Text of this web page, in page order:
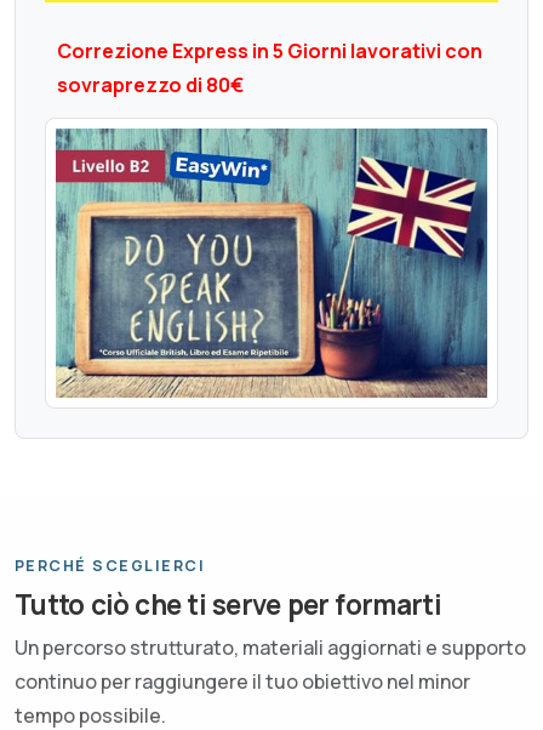
Correzione Express in 5 Giorni lavorativi con
sovraprezzo di 80€
PERCHÉ SCEGLIERCI
Tutto ciò che ti serve per formarti
Un percorso strutturato, materiali aggiornati e supporto
continuo per raggiungere il tuo obiettivo nel minor
tempo possibile.